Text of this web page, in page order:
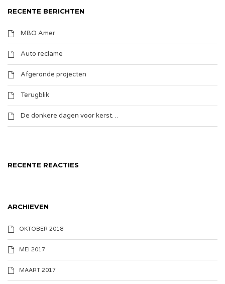
RECENTE BERICHTEN
MBO Amer
Auto reclame
Afgeronde projecten
Terugblik
De donkere dagen voor kerst…
RECENTE REACTIES
ARCHIEVEN
OKTOBER 2018
MEI 2017
MAART 2017